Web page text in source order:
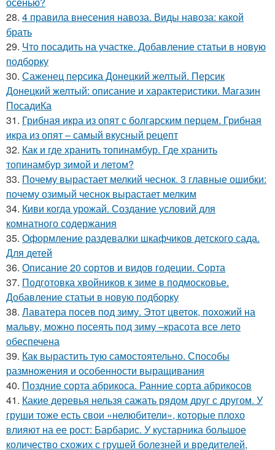
28. 4 правила внесения навоза. Виды навоза: какой
брать
29. Что посадить на участке. Добавление статьи в новую
подборку
30. Саженец персика Донецкий желтый. Персик
Донецкий желтый: описание и характеристики. Магазин
ПосадиКа
31. Грибная икра из опят с болгарским перцем. Грибная
икра из опят – самый вкусный рецепт
32. Как и где хранить топинамбур. Где хранить
топинамбур зимой и летом?
33. Почему вырастает мелкий чеснок. 3 главные ошибки:
почему озимый чеснок вырастает мелким
34. Киви когда урожай. Создание условий для
комнатного содержания
35. Оформление раздевалки шкафчиков детского сада.
Для детей
36. Описание 20 сортов и видов годеции. Сорта
37. Подготовка хвойников к зиме в подмосковье.
Добавление статьи в новую подборку
38. Лаватера посев под зиму. Этот цветок, похожий на
мальву, можно посеять под зиму –красота все лето
обеспечена
39. Как вырастить тую самостоятельно. Способы
размножения и особенности выращивания
40. Поздние сорта абрикоса. Ранние сорта абрикосов
41. Какие деревья нельзя сажать рядом друг с другом. У
груши тоже есть свои «нелюбители», которые плохо
влияют на ее рост: Барбарис. У кустарника большое
количество схожих с грушей болезней и вредителей,